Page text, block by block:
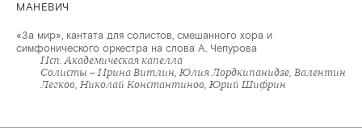
МАНЕВИЧ
«За мир», кантата для солистов, смешанного хора и
симфонического оркестра на слова А. Чепурова
Исп. Академическая капелла
Солисты – Ирина Витлин, Юлия Лордкипанидзе, Валентин
Легков, Николай Константинов, Юрий Шифрин